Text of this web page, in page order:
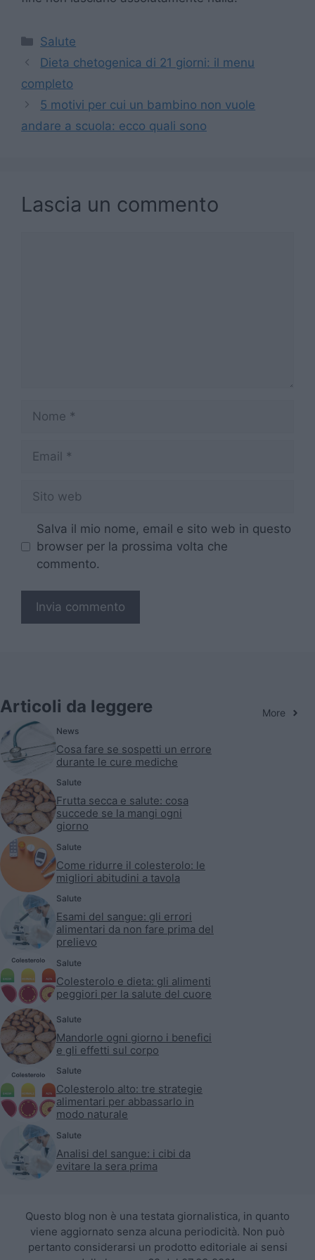
Categorie
Salute
Dieta chetogenica di 21 giorni: il menu
completo
5 motivi per cui un bambino non vuole
andare a scuola: ecco quali sono
Lascia un commento
web
Salva il mio nome, email e sito web in questo
browser per la prossima volta che
commento.
Articoli da leggere More
News
Cosa fare se sospetti un errore
durante le cure mediche
Salute
Frutta secca e salute: cosa
succede se la mangi ogni
giorno
Salute
Come ridurre il colesterolo: le
migliori abitudini a tavola
Salute
Esami del sangue: gli errori
alimentari da non fare prima del
prelievo
Salute
Colesterolo e dieta: gli alimenti
peggiori per la salute del cuore
Salute
Mandorle ogni giorno i benefici
e gli effetti sul corpo
Salute
Colesterolo alto: tre strategie
alimentari per abbassarlo in
modo naturale
Salute
Analisi del sangue: i cibi da
evitare la sera prima
Questo blog non è una testata giornalistica, in quanto
viene aggiornato senza alcuna periodicità. Non può
pertanto considerarsi un prodotto editoriale ai sensi